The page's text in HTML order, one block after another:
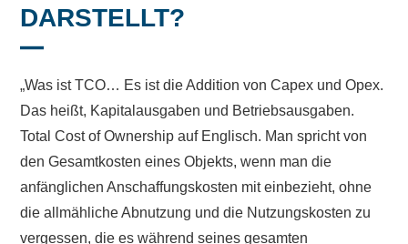
ARSTELLT?
„Was ist TCO… Es ist die Addition von Capex und Opex.
Das heißt, Kapitalausgaben und Betriebsausgaben.
Total Cost of Ownership auf Englisch. Man spricht von
den Gesamtkosten eines Objekts, wenn man die
anfänglichen Anschaffungskosten mit einbezieht, ohne
die allmähliche Abnutzung und die Nutzungskosten zu
vergessen, die es während seines gesamten